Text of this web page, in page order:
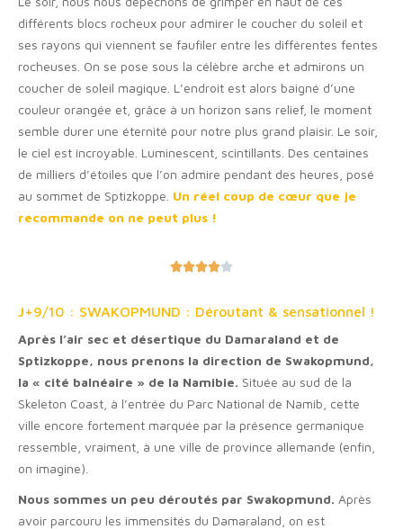
différents blocs rocheux pour admirer le coucher du soleil et
ses rayons qui viennent se faufiler entre les différentes fentes
rocheuses. On se pose sous la célèbre arche et admirons un
coucher de soleil magique. L’endroit est alors baigné d’une
couleur orangée et, grâce à un horizon sans relief, le moment
semble durer une éternité pour notre plus grand plaisir. Le soir,
le ciel est incroyable. Luminescent, scintillants. Des centaines
de milliers d’étoiles que l’on admire pendant des heures, posé
au sommet de Sptizkoppe. Un réel coup de cœur que je
recommande on ne peut plus !

J+9/10 : SWAKOPMUND : Déroutant & sensationnel !
Après l’air sec et désertique du Damaraland et de
Sptizkoppe, nous prenons la direction de Swakopmund,
la « cité balnéaire » de la Namibie. Située au sud de la
Skeleton Coast, à l’entrée du Parc National de Namib, cette
ville encore fortement marquée par la présence germanique
ressemble, vraiment, à une ville de province allemande (enfin,
on imagine).
Nous sommes un peu déroutés par Swakopmund. Après
avoir parcouru les immensités du Damaraland, on est